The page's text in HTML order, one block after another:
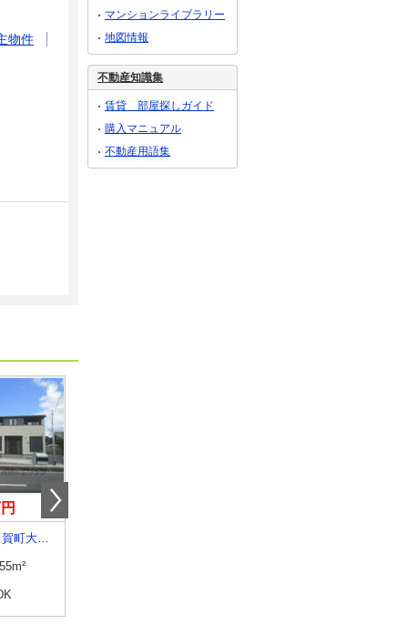
物件
滋賀県甲賀市甲賀町大原中
マンションライブラリー
地図情報
不動産知識集
賃貸 部屋探しガイド
購入マニュアル
不動産用語集